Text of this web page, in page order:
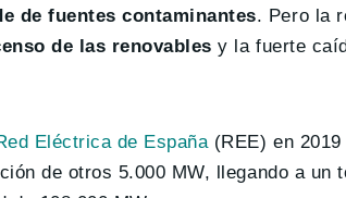
de fuentes contaminantes. Pero la
de las renovables y la fuerte
Eléctrica de España (REE) en
de otros 5.000 MW, llegando a